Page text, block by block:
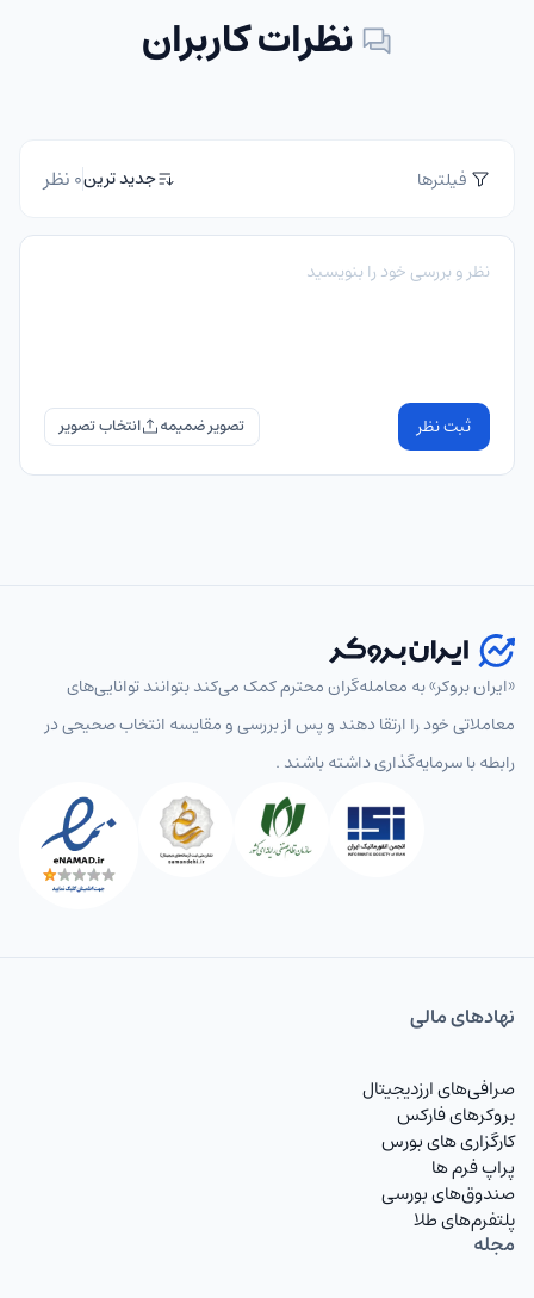
نظرات کاربران
فیلترها جدید ترین0 نظر
ثبت نظر تصویر ضمیمه
«ایران بروکر» به معامله‌گران محترم کمک می‌کند بتوانند توانایی‌های
معاملاتی خود را ارتقا دهند و پس از بررسی و مقایسه انتخاب‌ صحیحی در
رابطه با سرمایه‌گذاری داشته باشند .
نهاد‌های مالی
صرافی‌های ارزدیجیتال
بروکرهای فارکس
کارگزاری های بورس
پراپ فرم ها
صندوق‌های بورسی
پلتفرم‌های طلا
مجله